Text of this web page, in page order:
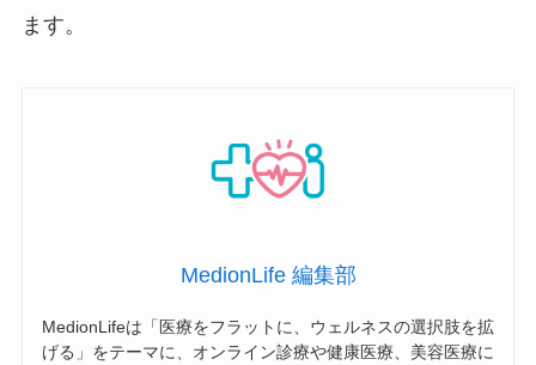
ます。
MedionLife 編集部
MedionLifeは「医療をフラットに、ウェルネスの選択肢を拡
げる」をテーマに、オンライン診療や健康医療、美容医療に